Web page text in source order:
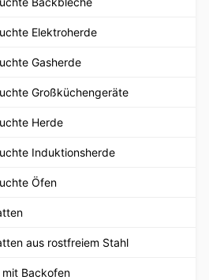
Elektroherde
Gasherde
Großküchengeräte
Herde
Induktionsherde
Öfen
aus rostfreiem Stahl
mit Backofen